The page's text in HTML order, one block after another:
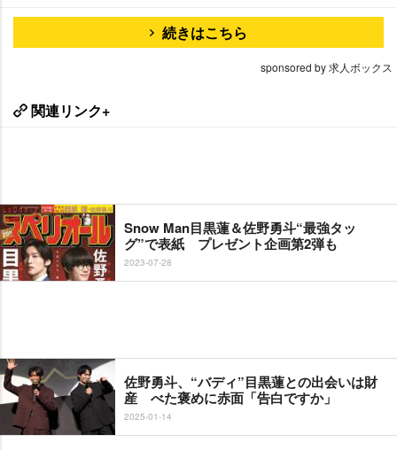
続きはこちら
sponsored by 求人ボックス
関連リンク+
Snow Man目黒蓮＆佐野勇斗“最強タッ
グ”で表紙 プレゼント企画第2弾も
2023-07-28
佐野勇斗、“バディ”目黒蓮との出会いは財
産 べた褒めに赤面「告白ですか」
2025-01-14